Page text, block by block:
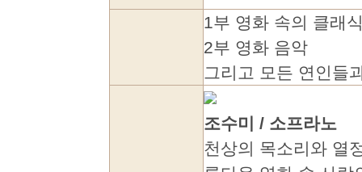
1부 영화 속의 클래
2부 영화 음악
그리고 모든 연인들
조수미 / 소프라노
천상의 목소리와 열